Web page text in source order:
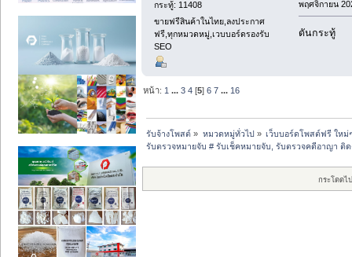
กระทู้: 11408
ขายฟรีสินค้าในไทย,ลงประกาศ
ฟรี,ทุกหมวดหมู่,เวบบอร์ดรองรับ
SEO
พฤศจิกายน
ดันกระทู้
หน้า: 1 ...3 4 [5]6 7 ... 16
รับจ้างโพสต์ » หมวดหมู่ทั่วไป » เว็บบอร์ดโพสต์ฟรี ให
รับตรวจหมายจับ # รับเช็คหมายจับ, รับตรวจคดีอาญา ติ
กระโดดไ